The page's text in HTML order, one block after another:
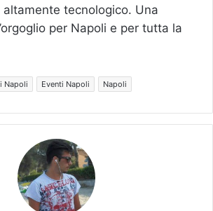
tecnologico. Una
per Napoli e per tutta la
Napoli Eventi Napoli Napoli